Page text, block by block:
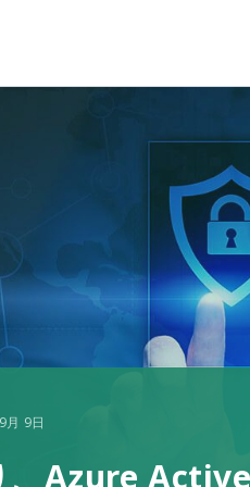
月 9日
、Azure